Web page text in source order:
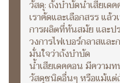
วัสดุ: ถังบำบัดน้ำเสียเด
เราคัดและเลือกสรร แล้
การผลิตที่ทันสมัย และป
วงการไฟเบอร์กลาสและ
มั่นใจว่าถังบำบัด
น้ำเสียเดคคอน มีความ
วัสดุชนิดอื่นๆ หรือแม้แต่